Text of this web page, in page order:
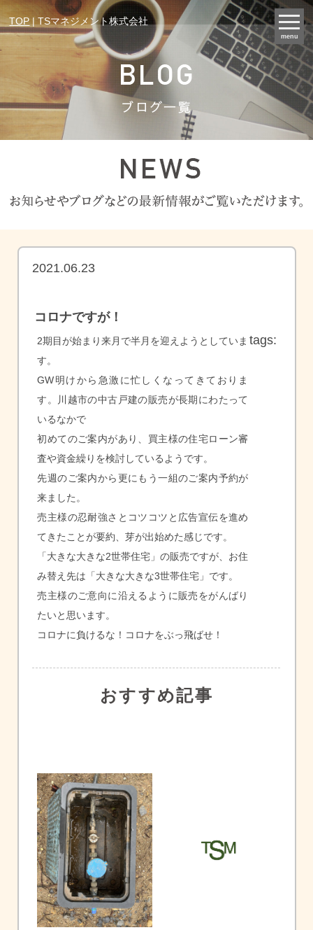
menu
TOP| TSマネジメント株式会社
2021.06.23
コロナですが！
2期目が始まり来月で半月を迎えようとしていま
す。
GW明けから急激に忙しくなってきておりま
す。川越市の中古戸建の販売が長期にわたって
いるなかで
初めてのご案内があり、買主様の住宅ローン審
査や資金繰りを検討しているようです。
先週のご案内から更にもう一組のご案内予約が
来ました。
売主様の忍耐強さとコツコツと広告宣伝を進め
てきたことが要約、芽が出始めた感じです。
「大きな大きな2世帯住宅」の販売ですが、お住
み替え先は「大きな大きな3世帯住宅」です。
売主様のご意向に沿えるように販売をがんばり
たいと思います。
コロナに負けるな！コロナをぶっ飛ばせ！
tags:
おすすめ記事